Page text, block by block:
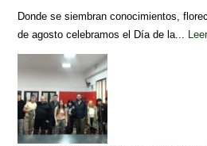
Donde se siembran conocimientos,
de agosto celebramos el Día de la...